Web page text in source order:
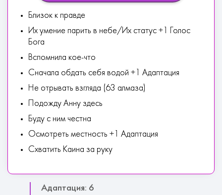
Близок к правде
Их умение парить в небе/Их статус +1 Голос
Бога
Вспомнила кое-что
Сначала обдать себя водой +1 Адаптация
Не отрывать взгляда (63 алмаза)
Подожду Анну здесь
Буду с ним честна
Осмотреть местность +1 Адаптация
Схватить Каина за руку
Адаптация: 6